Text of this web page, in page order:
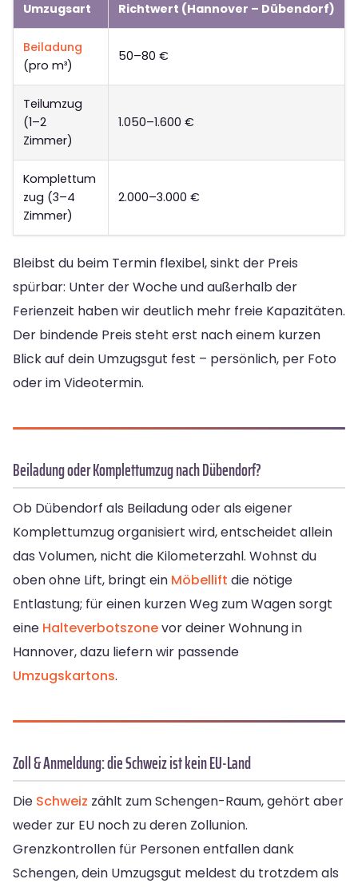
Umzugsart Richtwert (Hannover – Dübendorf)
Beiladung
(pro m³)
50–80 €
Teilumzug
(1–2
Zimmer)
1.050–1.600 €
Komplettum
zug (3–4
Zimmer)
2.000–3.000 €
Bleibst du beim Termin flexibel, sinkt der Preis
spürbar: Unter der Woche und außerhalb der
Ferienzeit haben wir deutlich mehr freie Kapazitäten.
Der bindende Preis steht erst nach einem kurzen
Blick auf dein Umzugsgut fest – persönlich, per Foto
oder im Videotermin.
Beiladung oder Komplettumzug nach Dübendorf?
Ob Dübendorf als Beiladung oder als eigener
Komplettumzug organisiert wird, entscheidet allein
das Volumen, nicht die Kilometerzahl. Wohnst du
oben ohne Lift, bringt ein Möbellift die nötige
Entlastung; für einen kurzen Weg zum Wagen sorgt
eine Halteverbotszonevor deiner Wohnung in
Hannover, dazu liefern wir passende
Umzugskartons.
Zoll & Anmeldung: die Schweiz ist kein EU-Land
Die Schweiz zählt zum Schengen-Raum, gehört aber
weder zur EU noch zu deren Zollunion.
Grenzkontrollen für Personen entfallen dank
Schengen, dein Umzugsgut meldest du trotzdem als